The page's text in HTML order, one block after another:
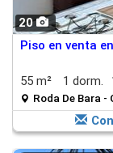
20
Piso en venta
55 m² 1 dorm.
Roda De Bara -